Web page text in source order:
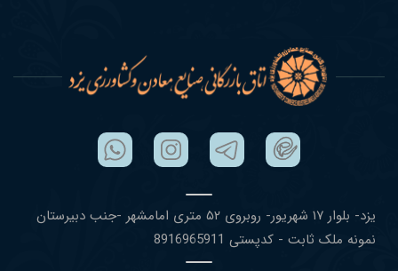
یزد- بلوار ١٧ شهریور- روبروی ۵٢ متری امامشهر -جنب دبیرستان
نمونه ملک ثابت - کدپستی 8916965911